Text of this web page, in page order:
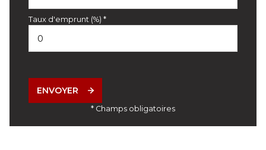
Taux d'emprunt (%) *
ENVOYER
* Champs obligatoires